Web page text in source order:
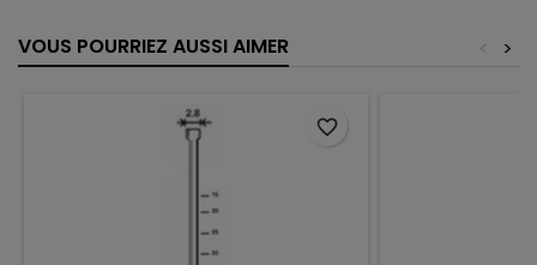
VOUS POURRIEZ AUSSI AIMER >
<
favorite_border